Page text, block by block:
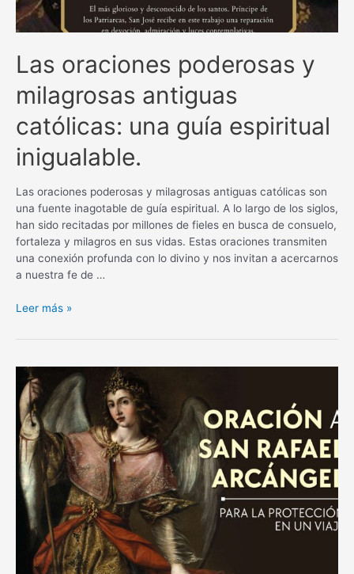
Las oraciones poderosas y
milagrosas antiguas
católicas: una guía espiritual
inigualable.
Las oraciones poderosas y milagrosas antiguas católicas son
una fuente inagotable de guía espiritual. A lo largo de los siglos,
han sido recitadas por millones de fieles en busca de consuelo,
fortaleza y milagros en sus vidas. Estas oraciones transmiten
una conexión profunda con lo divino y nos invitan a acercarnos
a nuestra fe de …
Las
poderosas
milagrosas
antiguas
católicas:
una
guía
espiritual
inigualable.
Leer más »